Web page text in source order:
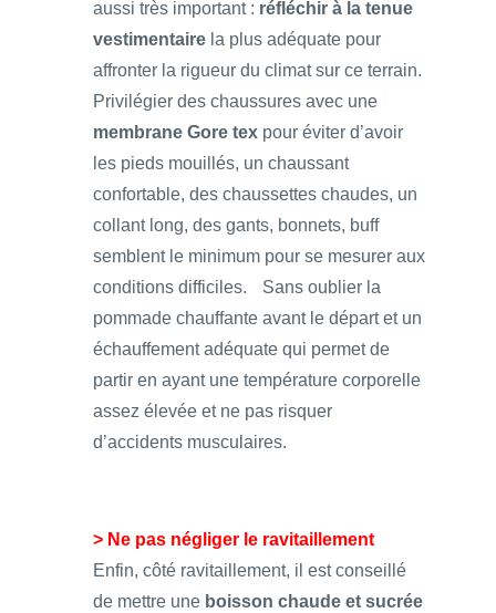
aussi très important : réfléchir à la tenue
vestimentaire la plus adéquate pour
affronter la rigueur du climat sur ce terrain.
Privilégier des chaussures avec une
membrane Gore tex pour éviter d’avoir
les pieds mouillés, un chaussant
confortable, des chaussettes chaudes, un
collant long, des gants, bonnets, buff
semblent le minimum pour se mesurer aux
conditions difficiles. Sans oublier la
pommade chauffante avant le départ et un
échauffement adéquate qui permet de
partir en ayant une température corporelle
assez élevée et ne pas risquer
d’accidents musculaires.
> Ne pas négliger le ravitaillement
Enfin, côté ravitaillement, il est conseillé
de mettre une boisson chaude et sucrée